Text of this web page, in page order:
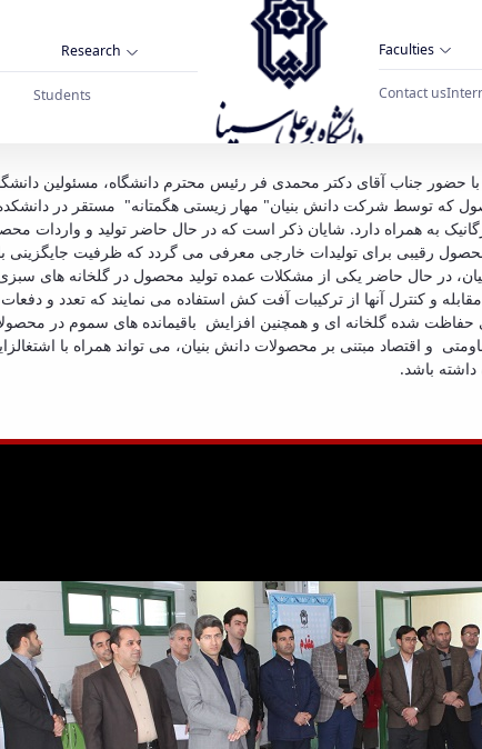
Research
Students
Faculties
Contact us
تجاری محصول دانش بنیان" کنه شکارگر" برای
حضور جناب آقای دکتر محمدی فر رئیس محترم دانشگاه، مسئولین
محصول که توسط شرکت دانش بنیان" مهار زیستی هگمتانه" مستقر در
به همراه دارد. شایان ذکر است که در حال حاضر تولید و
رقیبی برای تولیدات خارجی معرفی می گردد که ظرفیت جایگزینی با
در حال حاضر یکی از مشکلات عمده تولید محصول در گلخانه های
و کنترل آنها از ترکیبات آفت کش استفاده می نمایند که تعدد و
شده گلخانه ای و همچنین افزایش باقیمانده های سموم در
و اقتصاد مبتنی بر محصولات دانش بنیان، می تواند همراه با
باشد.